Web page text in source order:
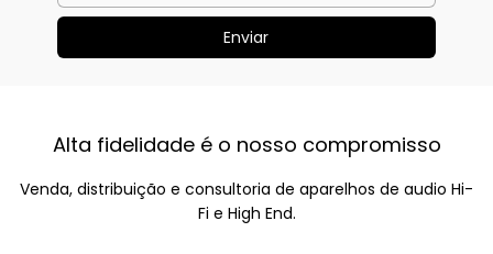
Alta fidelidade é o nosso compromisso
Venda, distribuição e consultoria de aparelhos de audio Hi-
Fi e High End.